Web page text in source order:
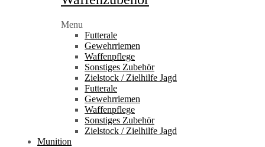
Menu
Futterale
Gewehrriemen
Waffenpflege
Sonstiges Zubehör
Zielstock / Zielhilfe Jagd
Futterale
Gewehrriemen
Waffenpflege
Sonstiges Zubehör
Zielstock / Zielhilfe Jagd
Munition